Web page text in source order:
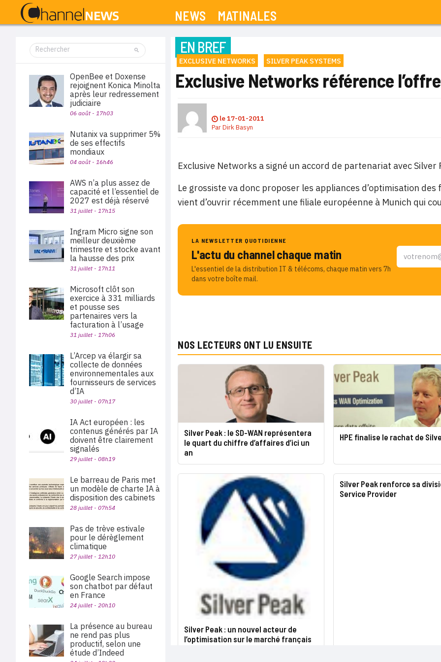
NEWS MATINALES
EN BREF
EXCLUSIVE NETWORKS SILVER PEAK SYSTEMS
Exclusive Networks référence
le17-01-2011
ParDirk Basyn
Exclusive Networks a signé un accord de partenariat avec Silver
Le grossiste va donc proposer les appliances d’optimisation
vient d’ouvrir récemment une filiale européenne à Munich qui
LA NEWSLETTER QUOTIDIENNE
L'actu du channel chaque matin
L'essentiel de la distribution IT & télécoms, chaque matin vers 7h
dans votre boîte mail.
NOS LECTEURS ONT LU ENSUITE
Silver Peak : le SD-WAN représentera
le quart du chiffre d’affaires d’ici un
an
HPE finalise le rachat de
Silver Peak : un nouvel acteur de
l’optimisation sur le marché français
Silver Peak renforce sa
Service Provider
OpenBee et Doxense
rejoignent Konica Minolta
après leur redressement
judiciaire
06 août - 17h03
Nutanix va supprimer 5%
de ses effectifs
mondiaux
04 août - 16h46
AWS n’a plus assez de
capacité et l’essentiel de
2027 est déjà réservé
31 juillet - 17h15
Ingram Micro signe son
meilleur deuxième
trimestre et stocke avant
la hausse des prix
31 juillet - 17h11
Microsoft clôt son
exercice à 331 milliards
et pousse ses
partenaires vers la
facturation à l’usage
31 juillet - 17h06
L’Arcep va élargir sa
collecte de données
environnementales aux
fournisseurs de services
d’IA
30 juillet - 07h17
IA Act européen : les
contenus générés par IA
doivent être clairement
signalés
29 juillet - 08h19
Le barreau de Paris met
un modèle de charte IA à
disposition des cabinets
28 juillet - 07h54
Pas de trève estivale
pour le dérèglement
climatique
27 juillet - 12h10
Google Search impose
son chatbot par défaut
en France
24 juillet - 20h10
La présence au bureau
ne rend pas plus
productif, selon une
étude d’Indeed